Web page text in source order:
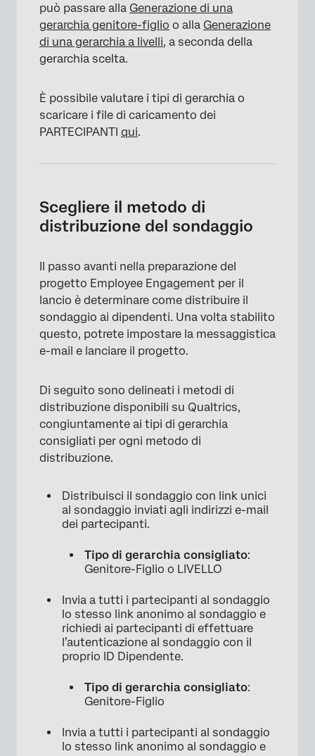
può passare alla Generazione di una
gerarchia genitore-figlio o alla Generazione
di una gerarchia a livelli, a seconda della
gerarchia scelta.
È possibile valutare i tipi di gerarchia o
scaricare i file di caricamento dei
PARTECIPANTI qui.
Scegliere il metodo di
distribuzione del sondaggio
Il passo avanti nella preparazione del
progetto Employee Engagement per il
lancio è determinare come distribuire il
sondaggio ai dipendenti. Una volta stabilito
questo, potrete impostare la messaggistica
e-mail e lanciare il progetto.
Di seguito sono delineati i metodi di
distribuzione disponibili su Qualtrics,
congiuntamente ai tipi di gerarchia
consigliati per ogni metodo di
distribuzione.
Distribuisci il sondaggio con link unici
al sondaggio inviati agli indirizzi e-mail
dei partecipanti.
Tipo di gerarchia consigliato:
Genitore-Figlio o LIVELLO
Invia a tutti i partecipanti al sondaggio
lo stesso link anonimo al sondaggio e
richiedi ai partecipanti di effettuare
l’autenticazione al sondaggio con il
proprio ID Dipendente.
Tipo di gerarchia consigliato:
Genitore-Figlio
Invia a tutti i partecipanti al sondaggio
lo stesso link anonimo al sondaggio e